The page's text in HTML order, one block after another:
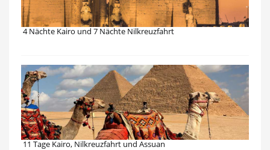
4 Nächte Kairo und 7 Nächte Nilkreuzfahrt
11 Tage Kairo, Nilkreuzfahrt und Assuan